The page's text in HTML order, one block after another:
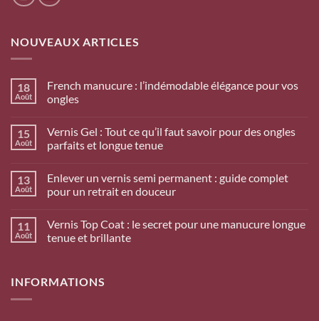
NOUVEAUX ARTICLES
18
Août
French manucure : l’indémodable élégance pour vos
ongles
15
Août
Vernis Gel : Tout ce qu’il faut savoir pour des ongles
parfaits et longue tenue
13
Août
Enlever un vernis semi permanent : guide complet
pour un retrait en douceur
11
Août
Vernis Top Coat : le secret pour une manucure longue
tenue et brillante
INFORMATIONS